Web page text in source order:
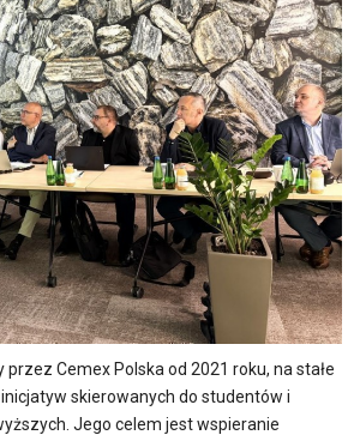
Cemex Polska od 2021 roku, na stałe
skierowanych do studentów i
Jego celem jest wspieranie